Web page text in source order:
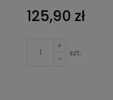
125,90 zł
+
-
szt.